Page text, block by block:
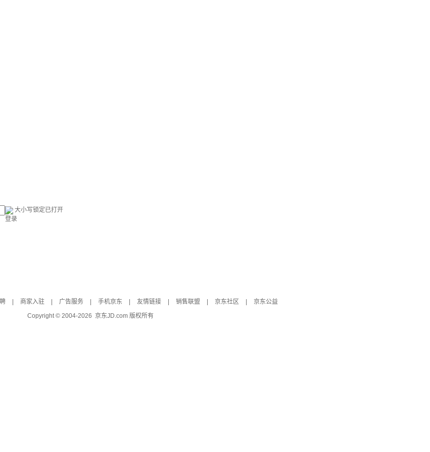
大小写锁定已打开
登录
商家入驻 广告服务 手机京东 友情链接 销售联盟 京东社区
京东公益
Copyright © 2004-2026 京东JD.com 版权所有